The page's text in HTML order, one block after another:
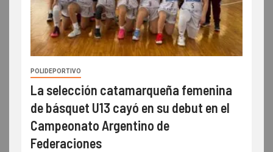
POLIDEPORTIVO
La selección catamarqueña femenina
de básquet U13 cayó en su debut en el
Campeonato Argentino de
Federaciones